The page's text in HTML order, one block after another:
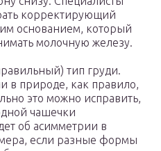
корректирующий
основанием, который
молочную железу.
тип груди.
в природе, как правило,
это можно исправить,
чашечки
об асимметрии в
если разные формы